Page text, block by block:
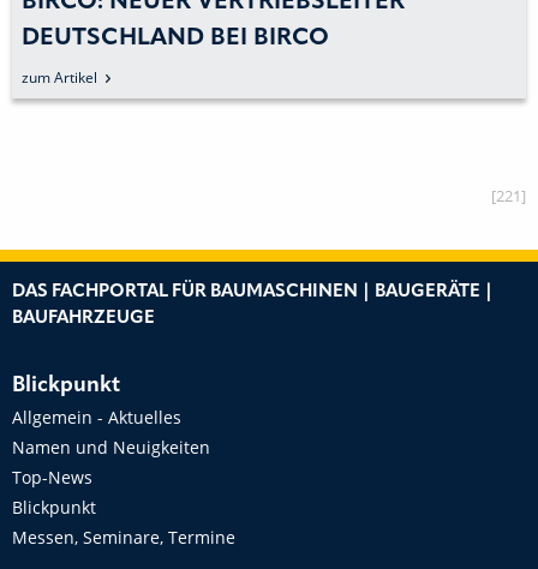
DEUTSCHLAND BEI BIRCO
zum Artikel
[221]
DAS FACHPORTAL FÜR BAUMASCHINEN | BAUGERÄTE |
BAUFAHRZEUGE
Blickpunkt
Allgemein - Aktuelles
Namen und Neuigkeiten
Top-News
Blickpunkt
Messen, Seminare, Termine